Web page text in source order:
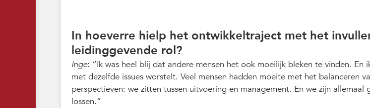
In hoeverre hielp het ontwikkeltraject met het
leidinggevende rol?
Inge:
Ik was heel blij dat andere mensen het ook moeilijk bleken te vinden. En
met dezelfde issues worstelt. Veel mensen hadden moeite met het balanceren
perspectieven: we zitten tussen uitvoering en management. En we zijn allemaal
lossen.